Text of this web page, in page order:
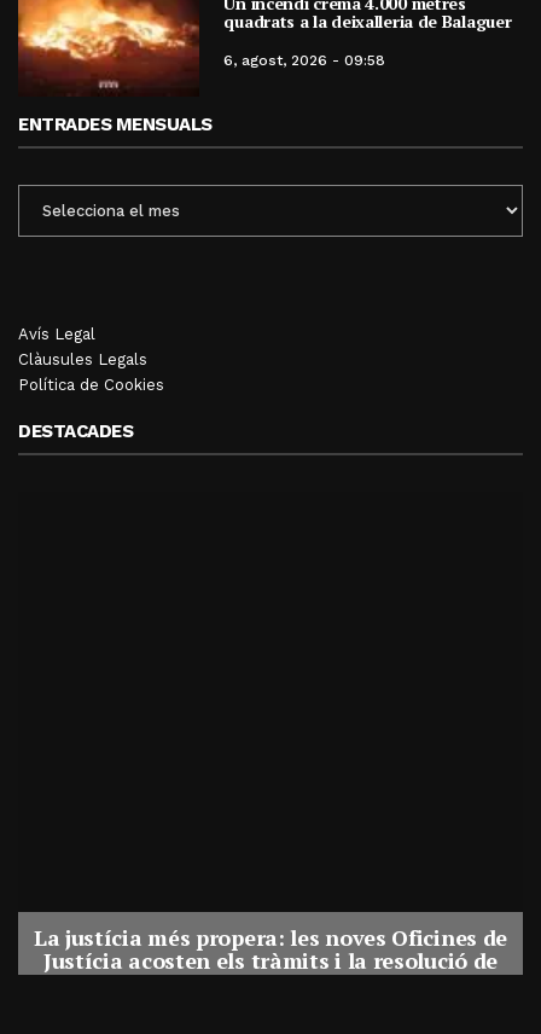
quadrats a la deixalleria de Balaguer
6, agost, 2026 - 09:58
ENTRADES MENSUALS
MENSUALS
Avís Legal
Clàusules Legals
Política de Cookies
DESTACADES
La justícia més propera: les noves Oficines de
Justícia acosten els tràmits i la resolució de
conflictes als municipis de Catalunya